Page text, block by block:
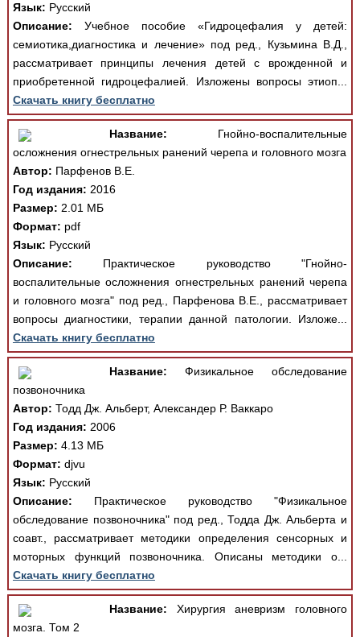
Язык: Русский
Описание: Учебное пособие «Гидроцефалия у детей:
семиотика,диагностика и лечение» под ред., Кузьмина В.Д.,
рассматривает принципы лечения детей с врожденной и
приобретенной гидроцефалией. Изложены вопросы этиоп...
Скачать книгу бесплатно
Название: Гнойно-воспалительные
осложнения огнестрельных ранений черепа и головного мозга
Автор: Парфенов В.Е.
Год издания: 2016
Размер: 2.01 МБ
Формат: pdf
Язык: Русский
Описание: Практическое руководство "Гнойно-
воспалительные осложнения огнестрельных ранений черепа
и головного мозга" под ред., Парфенова В.Е., рассматривает
вопросы диагностики, терапии данной патологии. Изложе...
Скачать книгу бесплатно
Название: Физикальное обследование
позвоночника
Автор: Тодд Дж. Альберт, Александер Р. Ваккаро
Год издания: 2006
Размер: 4.13 МБ
Формат: djvu
Язык: Русский
Описание: Практическое руководство "Физикальное
обследование позвоночника" под ред., Тодда Дж. Альберта и
соавт., рассматривает методики определения сенсорных и
моторных функций позвоночника. Описаны методики о...
Скачать книгу бесплатно
Название: Хирургия аневризм головного
мозга. Том 2